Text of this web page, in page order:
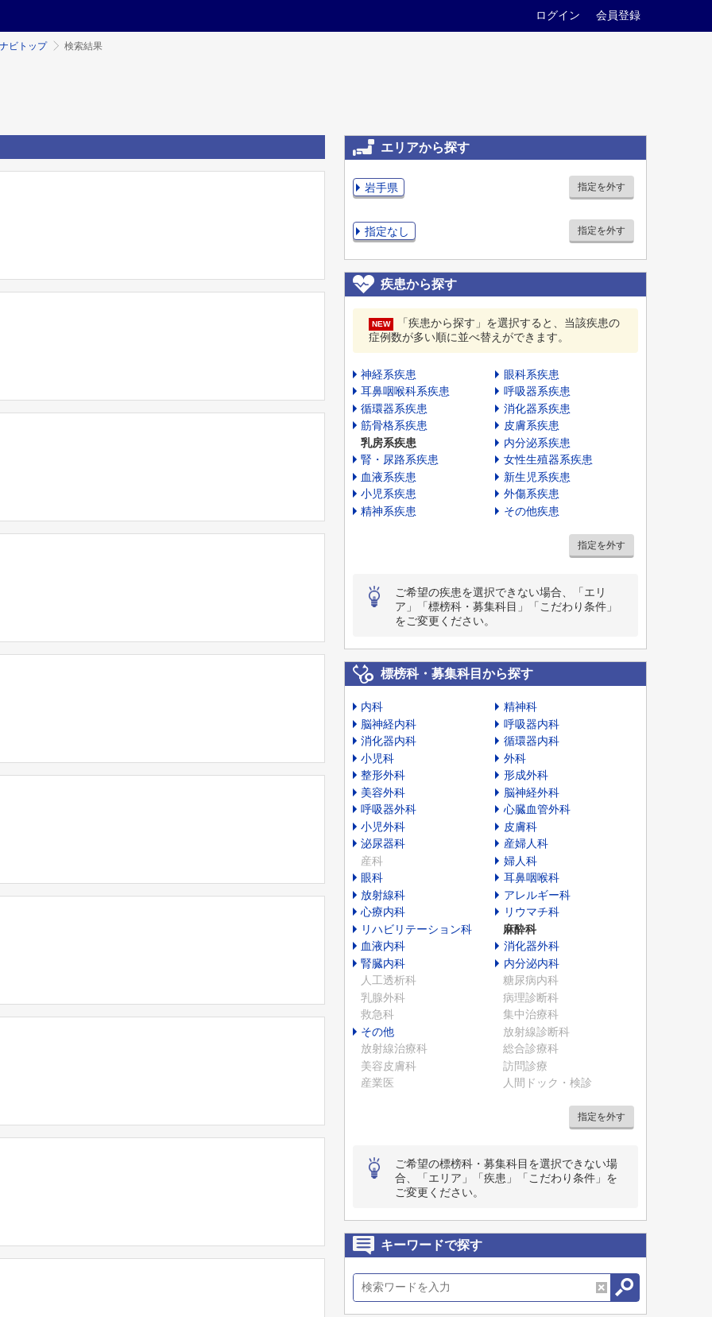
ログイン 会員登録
ビトップ 検索結果
エリアから探す
岩手県 指定を外す
指定なし 指定を外す
疾患から探す
NEW
「疾患から探す」を選択すると、当該疾患の
症例数が多い順に並べ替えができます。
神経系疾患
眼科系疾患
耳鼻咽喉科系疾患
呼吸器系疾患
循環器系疾患
消化器系疾患
筋骨格系疾患
皮膚系疾患
乳房系疾患
内分泌系疾患
腎・尿路系疾患
女性生殖器系疾患
血液系疾患
新生児系疾患
小児系疾患
外傷系疾患
精神系疾患
その他疾患
指定を外す
ご希望の疾患を選択できない場合、「エリ
ア」「標榜科・募集科目」「こだわり条件」
をご変更ください。
標榜科・募集科目から探す
内科
精神科
脳神経内科
呼吸器内科
消化器内科
循環器内科
小児科
外科
整形外科
形成外科
美容外科
脳神経外科
呼吸器外科
心臓血管外科
小児外科
皮膚科
泌尿器科
産婦人科
産科
婦人科
眼科
耳鼻咽喉科
放射線科
アレルギー科
心療内科
リウマチ科
リハビリテーション科
麻酔科
血液内科
消化器外科
腎臓内科
内分泌内科
人工透析科
糖尿病内科
乳腺外科
病理診断科
救急科
集中治療科
その他
放射線診断科
放射線治療科
総合診療科
美容皮膚科
訪問診療
産業医
人間ドック・検診
指定を外す
ご希望の標榜科・募集科目を選択できない場
合、「エリア」「疾患」「こだわり条件」を
ご変更ください。
キーワードで探す